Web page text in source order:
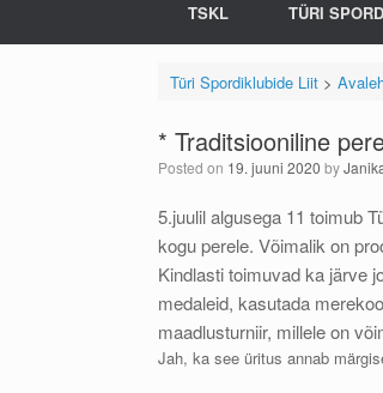
TSKL TÜRI
Türi Spordiklubide Liit>
* Traditsiooniline
Posted on 19. juuni 2020 by
5.juulil algusega 11 toimub
kogu perele. Võimalik on
Kindlasti toimuvad ka järve
medaleid, kasutada
maadlusturniir, millele on
Jah, ka see üritus annab